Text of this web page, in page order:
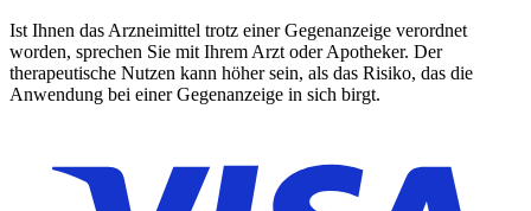
Ist Ihnen das Arzneimittel trotz einer Gegenanzeige verordnet
worden, sprechen Sie mit Ihrem Arzt oder Apotheker. Der
therapeutische Nutzen kann höher sein, als das Risiko, das die
Anwendung bei einer Gegenanzeige in sich birgt.